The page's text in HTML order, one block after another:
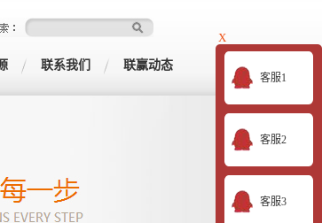
联系我们 联赢动态
X
客服1
客服2
客服3